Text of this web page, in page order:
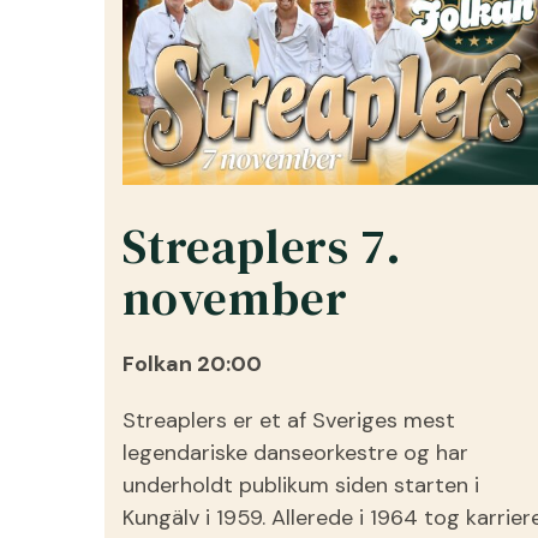
Streaplers 7.
november
Folkan 20:00
Streaplers er et af Sveriges mest
legendariske danseorkestre og har
underholdt publikum siden starten i
Kungälv i 1959. Allerede i 1964 tog